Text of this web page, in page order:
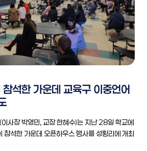
석한 가운데 교육구 이중언어
사장 박영민, 교장 한혜수)는 지난 28일 학교에
석한 가운데 오픈하우스 행사를 성황리에 개최